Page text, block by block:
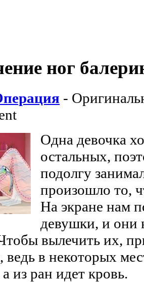
ног
-
Одна девочка
остальных,
подолгу
произошло то,
На экране нам
девушки, и они
вылечить их,
ведь в некоторых
из ран идет кровь.